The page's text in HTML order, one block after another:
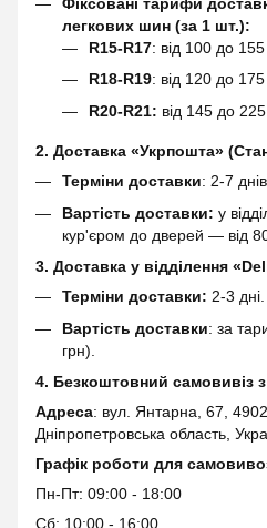
легкових шин (за 1 шт.):
R15-R17: від 100 до
R18-R19: від 120 до
R20-R21: від 145 до
2. Доставка «Укрпошта»
Терміни доставки: 2-7
Вартість доставки: у
кур'єром до дверей — від 80
3. Доставка у відділення
Терміни доставки: 2-3 дні.
Вартість доставки: за
грн).
4. Безкоштовний самовивіз
Адреса: вул. Янтарна, 67,
Дніпропетровська область,
Графік роботи для
Пн-Пт: 09:00 - 18:00
Сб: 10:00 - 16:00